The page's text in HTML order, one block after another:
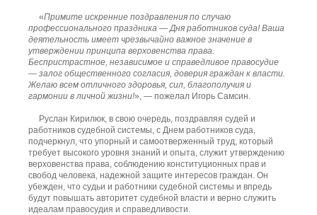
«Примите искренние поздравления по случаю
профессионального праздника — Дня работников суда! Ваша
деятельность имеет чрезвычайно важное значение в
утверждении принципа верховенства права.
Беспристрастное, независимое и справедливое правосудие
— залог общественного согласия, доверия граждан к власти.
Желаю всем отличного здоровья, сил, благополучия и
гармонии в личной жизни!», — пожелал Игорь Самсин.
Руслан Кирилюк, в свою очередь, поздравляя судей и
работников судебной системы, с Днем работников суда,
подчеркнул, что упорный и самоотверженный труд, который
требует высокого уровня знаний и опыта, служит утверждению
верховенства права, соблюдению конституционных прав и
свобод человека, надежной защите интересов граждан. Он
убежден, что судьи и работники судебной системы и впредь
будут повышать авторитет судебной власти и верно служить
идеалам правосудия и справедливости.